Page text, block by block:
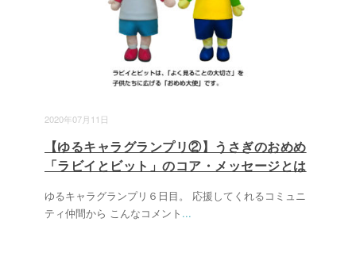
2020年07月11日
【ゆるキャラグランプリ②】うさぎのおめめ
「ラビイとビット」のコア・メッセージとは
ゆるキャラグランプリ６日目。 応援してくれるコミュニ
ティ仲間から こんなコメント ...